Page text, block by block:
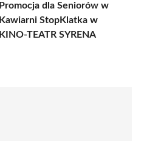
Promocja dla Seniorów w
Kawiarni StopKlatka w
KINO-TEATR SYRENA